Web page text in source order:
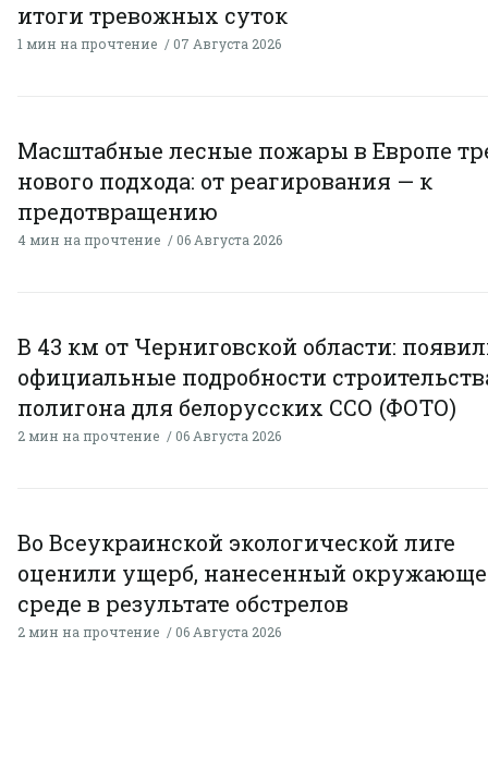
итоги тревожных суток
1 мин на прочтение 07 Августа 2026
Масштабные лесные пожары в Европе
нового подхода: от реагирования — к
предотвращению
4 мин на прочтение 06 Августа 2026
В 43 км от Черниговской области:
официальные подробности
полигона для белорусских ССО (ФОТО)
2 мин на прочтение 06 Августа 2026
Во Всеукраинской экологической лиге
оценили ущерб, нанесенный
среде в результате обстрелов
2 мин на прочтение 06 Августа 2026